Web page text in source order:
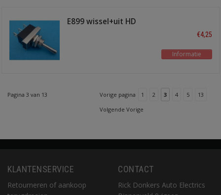
E899 wissel+uit HD
€4,25
Informatie
Pagina 3 van 13 Vorige pagina 1 2 3 4 5
13
Volgende Vorige
KLANTENSERVICE
Retourneren of aankoop
CONTACT
Rick Donkers Auto Electrics